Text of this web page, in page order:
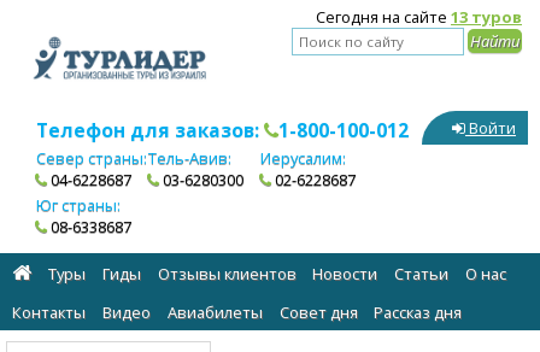
Сегодня на сайте 13 туров
Телефон для заказов: 1-800-100-012
Север страны:
04-6228687
Тель-Авив:
03-6280300
Иерусалим:
02-6228687
Юг страны:
08-6338687
Войти
Туры Гиды Отзывы клиентов Новости Статьи
О нас
Контакты
Видео Авиабилеты Cовет дня Рассказ дня